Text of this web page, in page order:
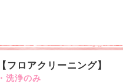
【フロアクリーニング】
・洗浄のみ